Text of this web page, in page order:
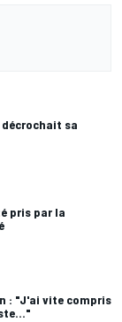
sa
pris par la
: "J'ai vite compris